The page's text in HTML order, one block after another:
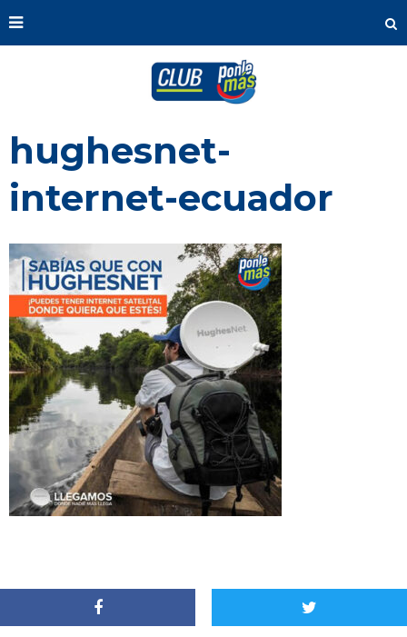
hughesnet-
internet-ecuador